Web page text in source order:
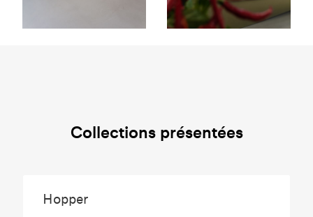
Collections présentées
Hopper